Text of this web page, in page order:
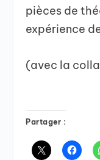
pièces de
expérience
(avec la
Partager :